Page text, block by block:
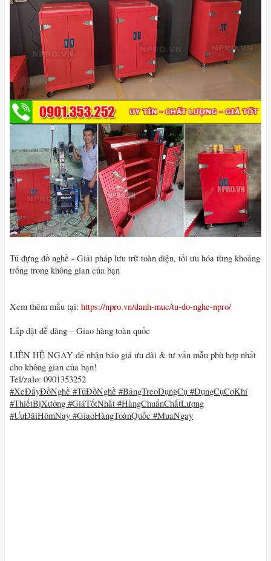
Tủ đựng đồ nghề - Giải pháp lưu trữ toàn diện, tối ưu hóa từng khoảng
trống trong không gian của bạn
Xem thêm mẫu tại: https://npro.vn/danh-muc/tu-do-nghe-npro/
Lắp đặt dễ dàng – Giao hàng toàn quốc
LIÊN HỆ NGAY để nhận báo giá ưu đãi & tư vấn mẫu phù hợp nhất
cho không gian của bạn!
Tel/zalo: 0901353252
#XeĐẩyĐồNghề #TủĐồNghề #BảngTreoDụngCụ #DụngCụCơKhí
#ThiếtBịXưởng #GiáTốtNhất #HàngChuẩnChấtLượng
#ƯuĐãiHômNay #GiaoHàngToànQuốc #MuaNgay